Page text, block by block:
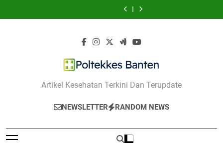
to
Jerawat
Dukung Fungsi
Membersihkan
yang Bisa
Poltekkes Banten
Artikel Kesehatan Terkini Dan Terupdate
NEWSLETTER RANDOM NEWS